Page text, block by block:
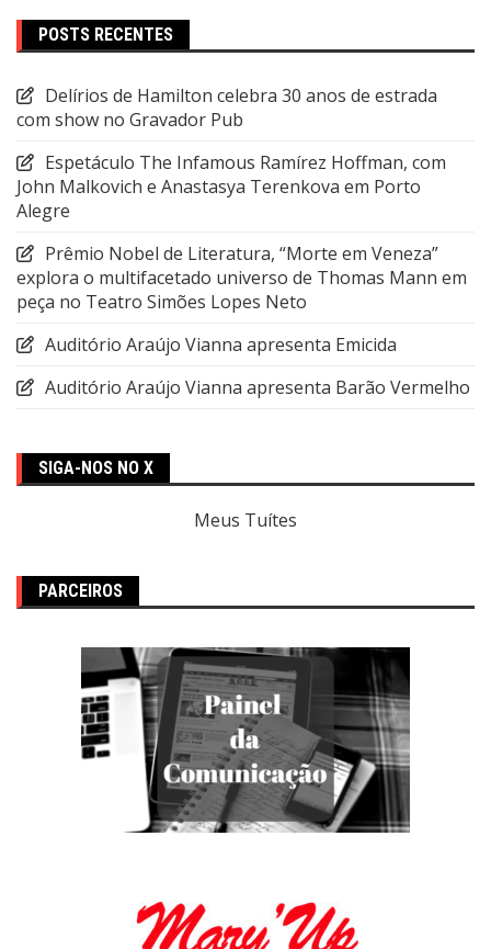
POSTS RECENTES
Delírios de Hamilton celebra 30 anos de estrada
com show no Gravador Pub
Espetáculo The Infamous Ramírez Hoffman, com
John Malkovich e Anastasya Terenkova em Porto
Alegre
Prêmio Nobel de Literatura, “Morte em Veneza”
explora o multifacetado universo de Thomas Mann em
peça no Teatro Simões Lopes Neto
Auditório Araújo Vianna apresenta Emicida
Auditório Araújo Vianna apresenta Barão Vermelho
SIGA-NOS NO X
Meus Tuítes
PARCEIROS